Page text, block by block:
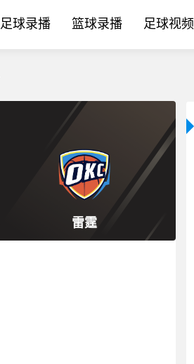
足球录播 篮球录播 足球视频
雷霆